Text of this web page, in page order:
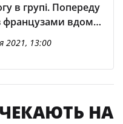
в групі. Попереду
французами вдома,
2021, 13:00
ЧЕКАЮТЬ НА